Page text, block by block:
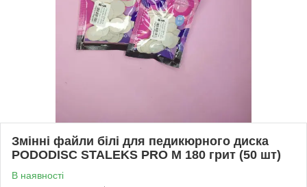
Змінні файли білі для педикюрного диска
PODODISC STALEKS PRO M 180 грит (50 шт)
В наявності